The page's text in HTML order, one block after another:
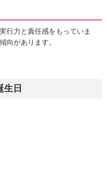
行力と責任感をもっていま
向があります。
生日